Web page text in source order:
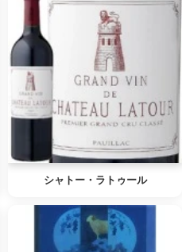
シャトー・ラトゥール